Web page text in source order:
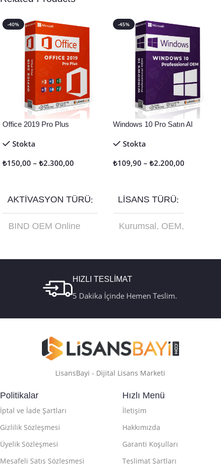
-40%
Office 2019 Pro Plus
Stokta
₺150,00 – ₺2.300,00
AKTIVASYON TÜRÜ
BIND OEM Online
-45%
Windows 10 Pro Satın Al
Stokta
₺109,90 – ₺2.200,00
LISANS TÜRÜ
Kurumsal , OEM,
HIZLI TESLİMAT
5 Dakika İçinde Hemen Teslim.
LisansBayi - Dijital Lisans Marketi
Politikalar
İptal ve İade Şartları
Gizlilik Sözleşmesi
Üyelik Sözleşmesi
Mesafeli Satış Sözleşmesi
Hızlı Menü
İletişim
Hakkımızda
Garanti Koşulları
Teslimat Şartları